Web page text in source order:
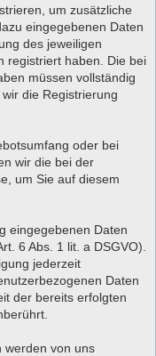
um zusätzliche
eingegebenen Daten
des jeweiligen
registriert haben. Die bei
müssen vollständig
die Registrierung
oder bei
wir die bei der
um Sie auf diesem
eingegebenen Daten
6 Abs. 1 lit. a DSGVO).
jederzeit
Daten
der bereits erfolgten
werden von uns